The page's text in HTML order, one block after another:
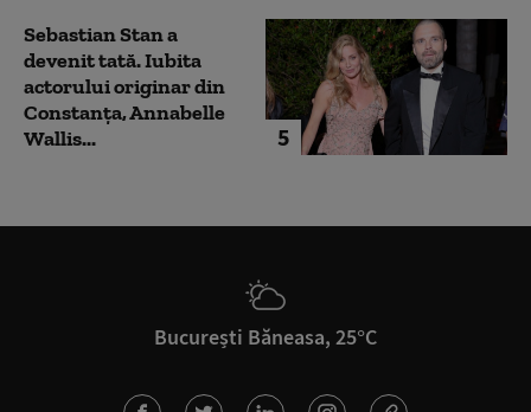
5
Sebastian Stan a
devenit tată. Iubita
actorului originar din
Constanța, Annabelle
Wallis...
București Băneasa, 25°C